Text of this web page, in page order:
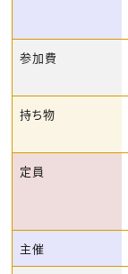
参加費
持ち物
定員
主催